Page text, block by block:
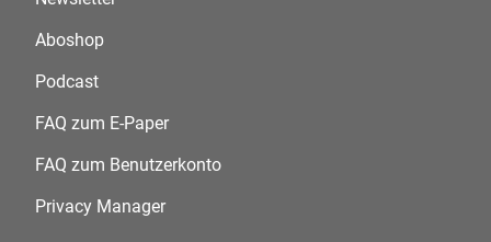
Aboshop
Podcast
FAQ zum E-Paper
FAQ zum Benutzerkonto
Privacy Manager